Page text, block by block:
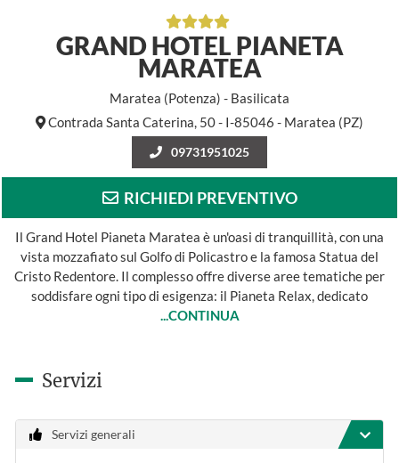
GRAND HOTEL PIANETA
MARATEA
Maratea (Potenza) - Basilicata
Contrada Santa Caterina, 50 - I-85046 - Maratea (PZ)
09731951025
RICHIEDI PREVENTIVO
Il Grand Hotel Pianeta Maratea è un'oasi di tranquillità, con una
vista mozzafiato sul Golfo di Policastro e la famosa Statua del
Cristo Redentore. Il complesso offre diverse aree tematiche per
soddisfare ogni tipo di esigenza: il Pianeta Relax, dedicato
...CONTINUA
Servizi
Servizi generali